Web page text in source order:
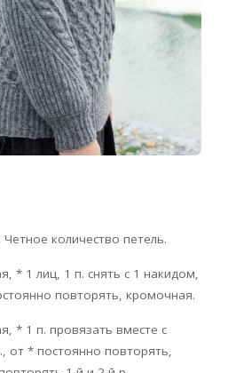
Четное количество петель.
* 1 лиц, 1 п. снять с 1 накидом,
повторять, кромочная.
* 1 п. провязать вместе с
от * постоянно повторять,